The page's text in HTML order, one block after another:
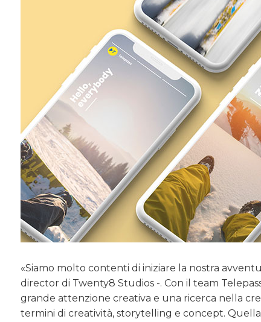
«Siamo molto contenti di iniziare la nostra
director di Twenty8 Studios -. Con il team
grande attenzione creativa e una ricerca nella
termini di creatività, storytelling e concept.